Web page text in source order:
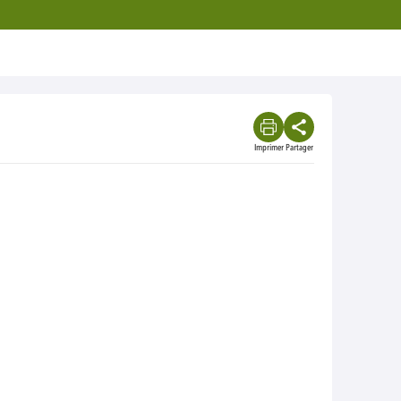
Imprimer Partager